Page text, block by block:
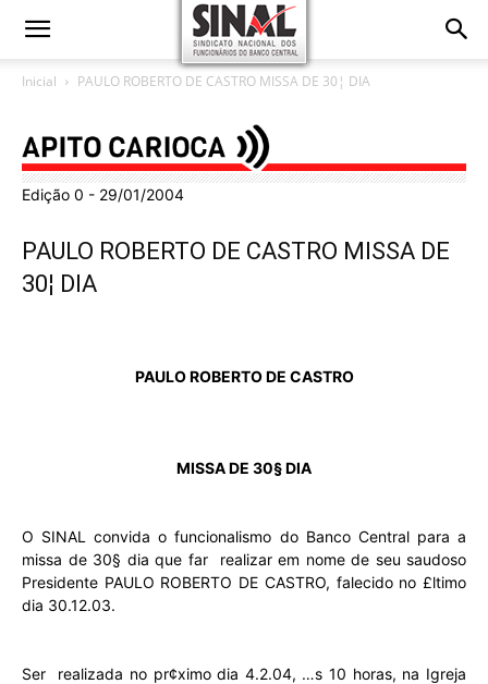
Inicial PAULO ROBERTO DE CASTRO MISSA DE 30¦ DIA
Edição 0 - 29/01/2004
PAULO ROBERTO DE CASTRO MISSA DE
30¦ DIA
PAULO ROBERTO DE CASTRO
MISSA DE 30§ DIA
O SINAL convida o funcionalismo do Banco Central para a
missa de 30§ dia que far realizar em nome de seu saudoso
Presidente PAULO ROBERTO DE CASTRO, falecido no £ltimo
dia 30.12.03.
Ser realizada no pr¢ximo dia 4.2.04, …s 10 horas, na Igreja